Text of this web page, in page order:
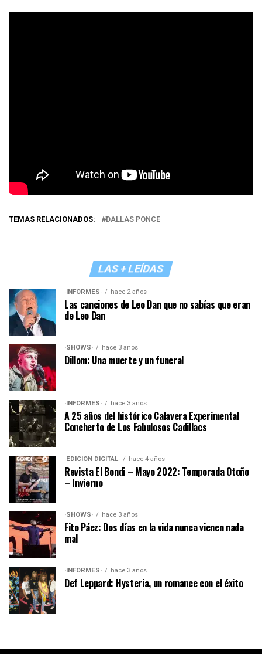
TEMAS RELACIONADOS: DALLAS PONCE
LAS + LEÍDAS
·INFORMES· hace 2 años
Las canciones de Leo Dan que no sabías que eran
de Leo Dan
·SHOWS· hace 3 años
Dillom: Una muerte y un funeral
·INFORMES· hace 3 años
A 25 años del histórico Calavera Experimental
Concherto de Los Fabulosos Cadillacs
·EDICIÓN DIGITAL· hace 4 años
Revista El Bondi – Mayo 2022: Temporada Otoño
– Invierno
·SHOWS· hace 3 años
Fito Páez: Dos días en la vida nunca vienen nada
mal
·INFORMES· hace 3 años
Def Leppard: Hysteria, un romance con el éxito